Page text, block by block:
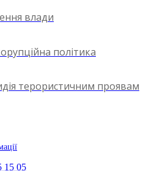
влади
політика
терористичним проявам
15 05